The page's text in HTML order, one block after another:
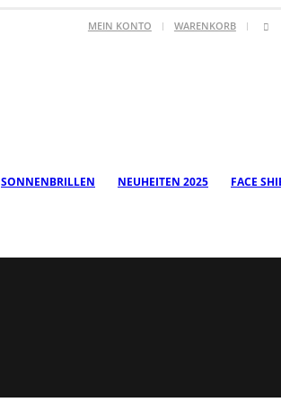
MEIN KONTO WARENKORB
SONNENBRILLEN NEUHEITEN 2025 FACE